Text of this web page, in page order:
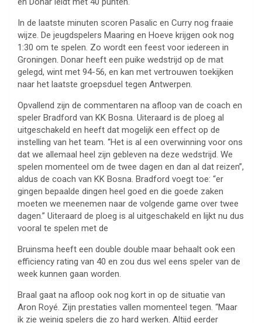
In de laatste minuten scoren Pasalic en Curry nog fraaie
wijze. De jeugdspelers Maaring en Hoeve krijgen ook nog
1:30 om te spelen. Zo wordt een feest voor iedereen in
Groningen. Donar heeft een puike wedstrijd op de mat
gelegd, wint met 94-56, en kan met vertrouwen toekijken
naar het laatste groepsduel tegen Antwerpen.
Opvallend zijn de commentaren na afloop van de coach en
speler Bradford van KK Bosna. Uiteraard is de ploeg al
uitgeschakeld en heeft dat mogelijk een effect op de
instelling van het team. “Het is al een overwinning voor ons
dat we allemaal heel zijn gebleven na deze wedstrijd. We
spelen momenteel om de twee dagen en dan al dat reizen”,
aldus de coach van KK Bosna. Bradford voegt toe: “er
gingen bepaalde dingen heel goed en die goede zaken
moeten we meenemen naar de volgende game over twee
dagen.” Uiteraard de ploeg is al uitgeschakeld en lijkt nu dus
vooral te spelen met de
Bruinsma heeft een double double maar behaalt ook een
efficiency rating van 40 en zou dus wel eens speler van de
week kunnen gaan worden.
Braal gaat na afloop ook nog kort in op de situatie van
Aron Royé. Zijn prestaties vallen momenteel tegen. “Maar
ik zie weinig spelers die zo hard werken. Altijd eerder